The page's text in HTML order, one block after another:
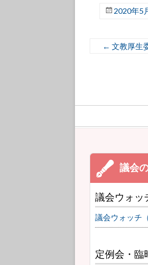
2020年5
← 文教厚生
議会ウォッ
議会ウォッチ
定例会・臨